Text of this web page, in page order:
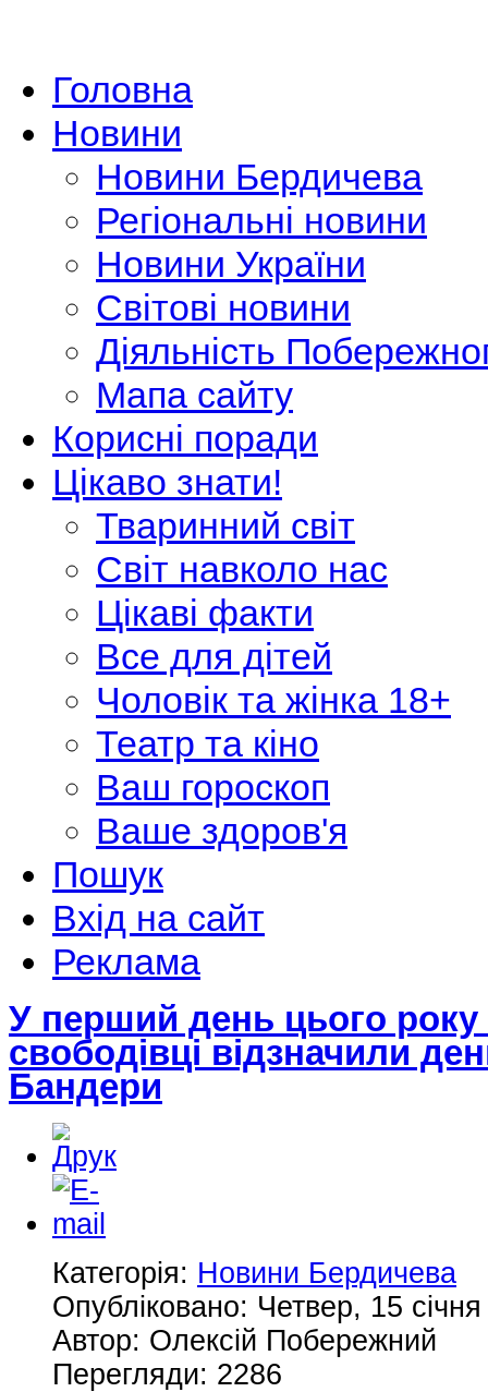
Головна
Новини
Новини Бердичева
Регіональні новини
Новини України
Світові новини
Діяльність
Мапа сайту
Корисні поради
Цікаво знати!
Тваринний світ
Світ навколо нас
Цікаві факти
Все для дітей
Чоловік та жінка 18+
Театр та кіно
Ваш гороскоп
Ваше здоров'я
Пошук
Вхід на сайт
Реклама
У перший день цього року
свободівці відзначили
Бандери
Категорія: Новини Бердичева
Опубліковано: Четвер, 15
Автор: Олексій Побережний
Перегляди: 2286